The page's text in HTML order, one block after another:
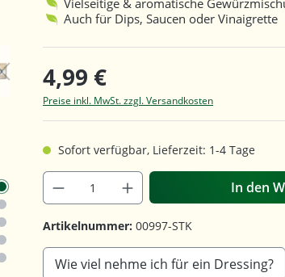
Auch für Dips, Saucen oder Vinaigrette
4,99 €
Preise inkl. MwSt. zzgl. Versandkosten
Sofort verfügbar, Lieferzeit: 1-4 Tage
In den
Artikelnummer: 00997-STK
Wie viel nehme ich für ein Dressing?